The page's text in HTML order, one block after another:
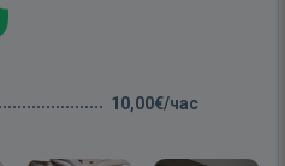
10,00€/час